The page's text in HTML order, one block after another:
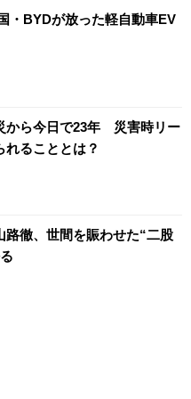
・BYDが放った軽自動車EV
から今日で23年 災害時リー
れることとは？
路徹、世間を賑わせた“二股